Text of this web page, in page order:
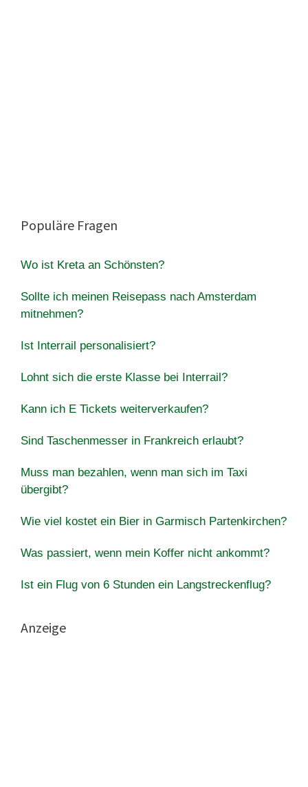
Populäre Fragen
Wo ist Kreta an Schönsten?
Sollte ich meinen Reisepass nach Amsterdam
mitnehmen?
Ist Interrail personalisiert?
Lohnt sich die erste Klasse bei Interrail?
Kann ich E Tickets weiterverkaufen?
Sind Taschenmesser in Frankreich erlaubt?
Muss man bezahlen, wenn man sich im Taxi
übergibt?
Wie viel kostet ein Bier in Garmisch Partenkirchen?
Was passiert, wenn mein Koffer nicht ankommt?
Ist ein Flug von 6 Stunden ein Langstreckenflug?
Anzeige